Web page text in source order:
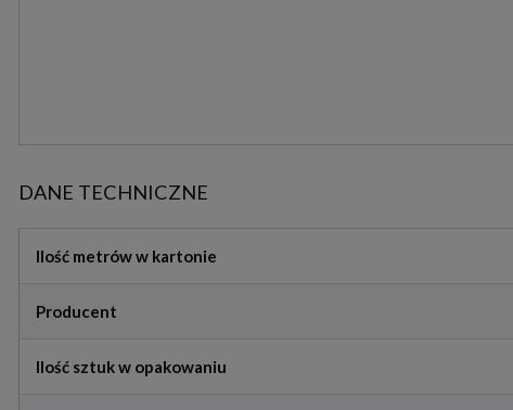
DANE TECHNICZNE
Ilość metrów w kartonie
Producent
Ilość sztuk w opakowaniu